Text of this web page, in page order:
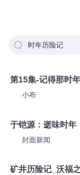
时年历险记
第15集-记得那时
小布
于铠源：逝味时年
封面新闻
矿井历险记_沃福